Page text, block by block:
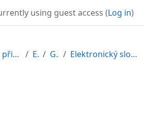
using guest access (Log in)
Kurzy připravené v rámci ESF EDU-V General Elektronický slovník psychologických pojmů